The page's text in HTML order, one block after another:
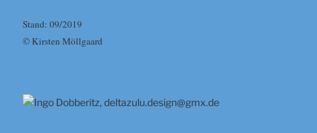
Stand: 09/2019
© Kirsten Möllgaard